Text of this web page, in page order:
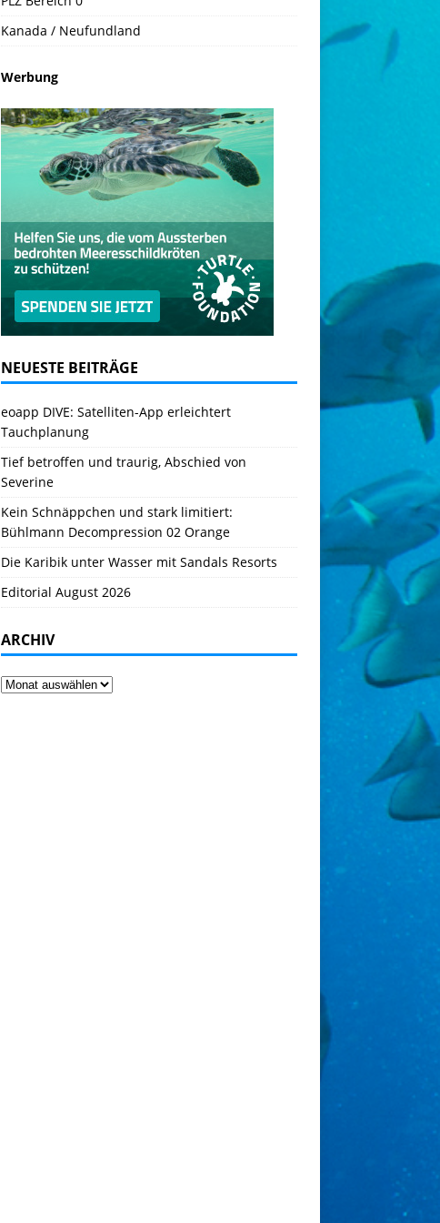
Kanada / Neufundland
Werbung
NEUESTE BEITRÄGE
eoapp DIVE: Satelliten-App erleichtert
Tauchplanung
Tief betroffen und traurig, Abschied von
Severine
Kein Schnäppchen und stark limitiert:
Bühlmann Decompression 02 Orange
Die Karibik unter Wasser mit Sandals Resorts
Editorial August 2026
ARCHIV